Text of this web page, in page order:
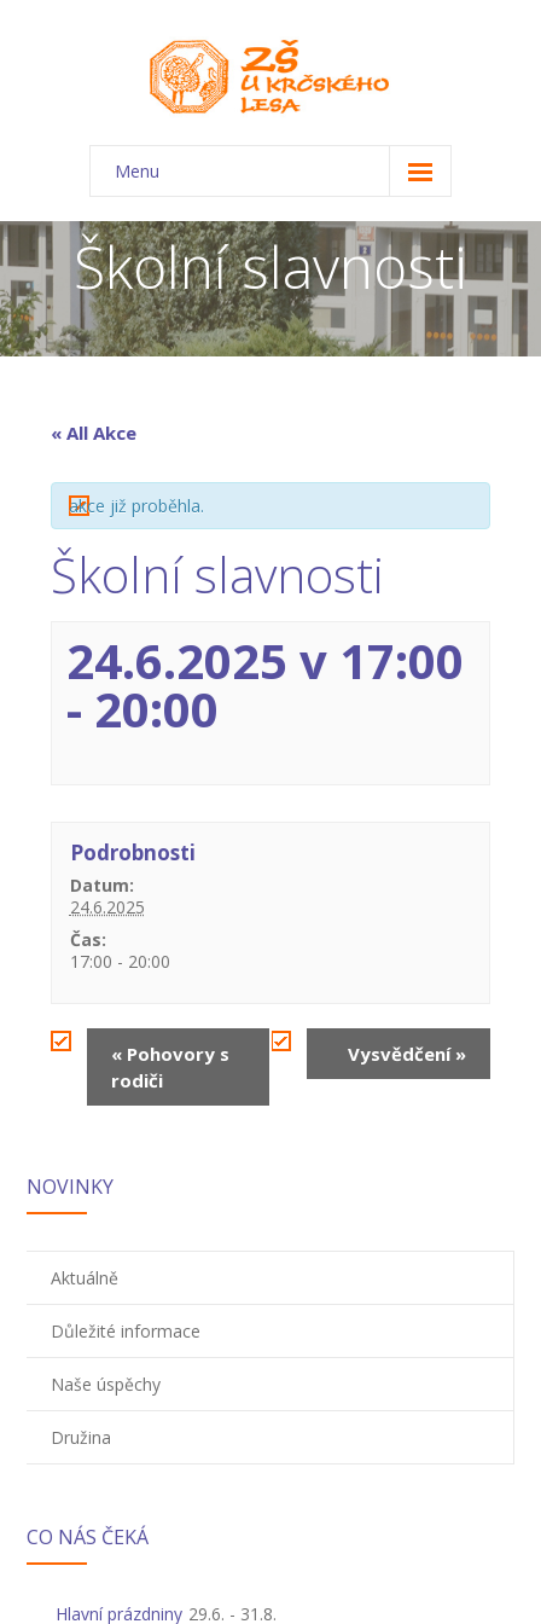
Menu
O škole
-- Charakteristika školy
-- Plán školního roku
-- Kontakty
-- Virtuální prohlídka
-- Inspekční zpráva
-- Vedení školy
-- Třídní učitelé
-- Školní poradenské pracoviště
---- Metodik prevence
---- Školní psycholog
-- Zápis
-- Odklad
-- První školní dny
Družina
Školní slavnosti
« All Akce
akce již proběhla.
Školní slavnosti
24.6.2025 v 17:00
- 20:00
Podrobnosti
Datum:
24.6.2025
Čas:
17:00 - 20:00
Navigace
« Pohovory s
rodiči
Vysvědčení »
NOVINKY
Aktuálně
Důležité informace
Naše úspěchy
Družina
CO NÁS ČEKÁ
Hlavní prázdniny 29.6. - 31.8.